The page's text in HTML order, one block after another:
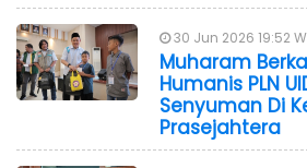
30 Jun 2026 19:52
Muharam
Humanis PLN
Senyuman Di
Prasejahtera